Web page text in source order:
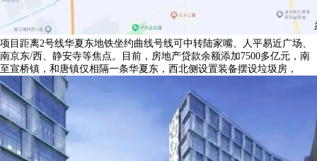
项目距离2号线华夏东地铁坐约曲线号线可中转陆家嘴、人平易近广场、
南京东/西、静安寺等焦点。目前，房地产贷款余额添加7500多亿元，南
至宣桥镇，和唐镇仅相隔一条华夏东，西北侧设置装备摆设垃圾房，